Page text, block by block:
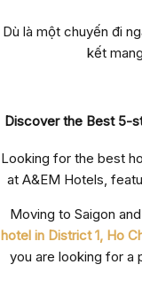
Dù là một chuyến đi
kết
Discover the Best 5-
Looking for the best
at A&EM Hotels,
Moving to Saigon
hotel in District 1, Ho
you are looking for a